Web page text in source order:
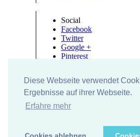
Diese Webseite verwendet
Ergebnisse auf ihrer Webseite.
Erfahre mehr
Social
Facebook
Twitter
Google +
Pinterest
UK-electronic Jonas Lauer